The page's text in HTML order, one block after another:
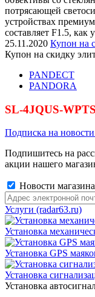
потрясающей
устройствах
составляет F1.5, как
25.11.2020 Купон
Купон на скидку
PANDECT
PANDORA
SL-4JQUS-
Подписка на
Подпишитесь на
акции нашего
Новости магазина
Услуги (radar63.ru)
Установка
Установка GPS
Установка
Установка